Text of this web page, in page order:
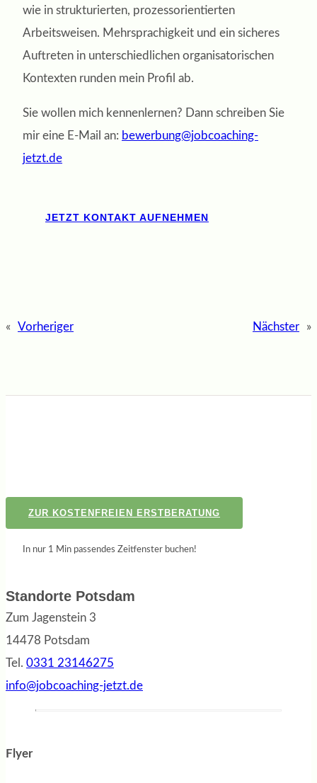
wie in strukturierten, prozessorientierten
Arbeitsweisen. Mehrsprachigkeit und ein sicheres
Auftreten in unterschiedlichen organisatorischen
Kontexten runden mein Profil ab.
Sie wollen mich kennenlernen? Dann schreiben Sie
mir eine E-Mail an: bewerbung@jobcoaching-
jetzt.de
JETZT KONTAKT AUFNEHMEN
« Vorheriger Nächster »
ZUR KOSTENFREIEN ERSTBERATUNG
In nur 1 Min passendes Zeitfenster buchen!
Standorte Potsdam
Zum Jagenstein 3
14478 Potsdam
Tel. 0331 23146275
info@jobcoaching-jetzt.de
Flyer